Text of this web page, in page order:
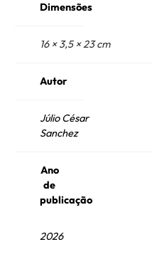
Dimensões
16 × 3,5 × 23 cm
Autor
Júlio César
Sanchez
Ano
de
publicação
2026